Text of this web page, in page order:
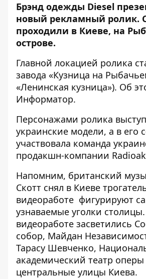
Брэнд одежды Diesel
новый рекламный ролик.
проходили в Киеве, на
острове.
Главной локацией ролика
завода «Кузница на
«Ленинская кузница»). Об
Информатор.
Персонажами ролика
украинские модели, а в его
участвовала команда
продакшн-компании
Напомним, британский
Скотт снял в Киеве
видеоработе фигурируют
узнаваемые уголки
видеоработе засветились
собор, Майдан
Тарасу Шевченко,
академический театр оперы
центральные улицы Киева.